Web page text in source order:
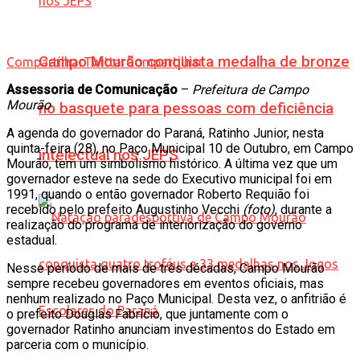
Campo Mourão conquista medalha de bronze
no basquete para pessoas com deficiência
intelectual nos JEPS
CompartilharTwittarCompartilhar
Assessoria de Comunicação – Prefeitura de Campo
Mourão
A agenda do governador do Paraná, Ratinho Junior, nesta
quinta-feira (28), no Paço Municipal 10 de Outubro, em Campo
Mourão, tem um simbolismo histórico. A última vez que um
governador esteve na sede do Executivo municipal foi em
1991, quando o então governador Roberto Requião foi
recebido pelo prefeito Augustinho Vecchi (foto), durante a
realização do programa de interiorização do governo
estadual.
Nesse período de mais de três décadas, Campo Mourão
sempre recebeu governadores em eventos oficiais, mas
nenhum realizado no Paço Municipal. Desta vez, o anfitrião é
o prefeito Douglas Fabrício, que juntamente com o
governador Ratinho anunciam investimentos do Estado em
parceria com o município.